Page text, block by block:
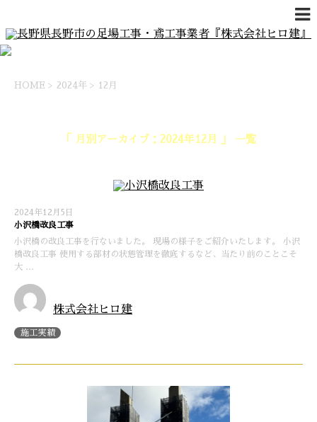
HOME > 2024年 > 12月
「 月別アーカイブ：2024年12月 」 一覧
2024年12月5日
小沢橋改良工事
小沢橋の改良工事を行ないました。 現場の様子をご紹介いたします。 小沢
橋改良工事 使用する部材の状態管理を徹底するなど、当たり前のことこそ
大 …
株式会社ヒロ建
施工実績